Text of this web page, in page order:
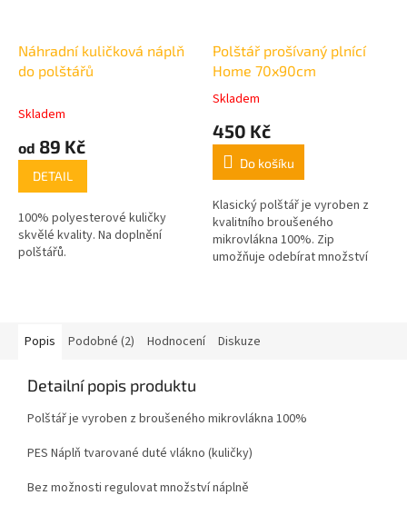
Náhradní kuličková náplň
do polštářů
Skladem
od 89 Kč
DETAIL
100% polyesterové kuličky
skvělé kvality. Na doplnění
polštářů.
Polštář prošívaný plnící
Home 70x90cm
Průměrné
produktu
5,0
5
hvězdiček.
Skladem
450 Kč
Do košíku
Klasický polštář je vyroben z
kvalitního broušeného
mikrovlákna 100%. Zip
umožňuje odebírat množství
Popis Podobné (2) Hodnocení Diskuze
Detailní popis produktu
Polštář je vyroben z broušeného mikrovlákna 100%
PES Náplň tvarované duté vlákno (kuličky)
Bez možnosti regulovat množství náplně